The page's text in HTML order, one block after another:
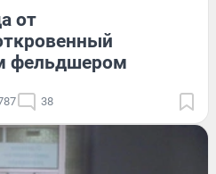
от
фельдшером
38